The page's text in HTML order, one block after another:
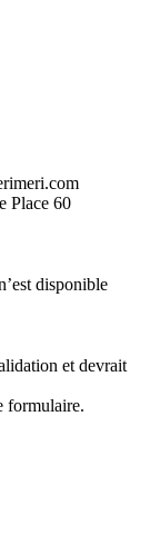
Place 60
disponible
et devrait
formulaire.